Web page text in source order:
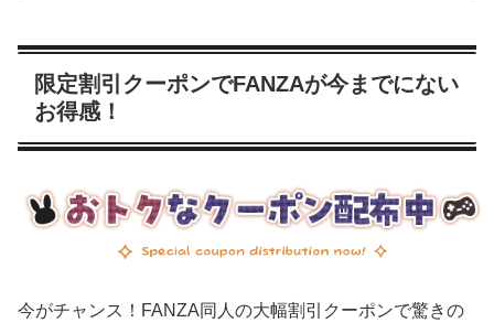
限定割引クーポンでFANZAが今までにない
お得感！
今がチャンス！FANZA同人の大幅割引クーポンで驚きの